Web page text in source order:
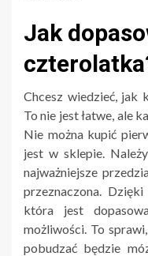
Jak
Chcesz wiedzieć, jak
To nie jest łatwe, ale
Nie można kupić
jest w sklepie.
najważniejsze
przeznaczona.
która jest
możliwości. To
pobudzać będzie